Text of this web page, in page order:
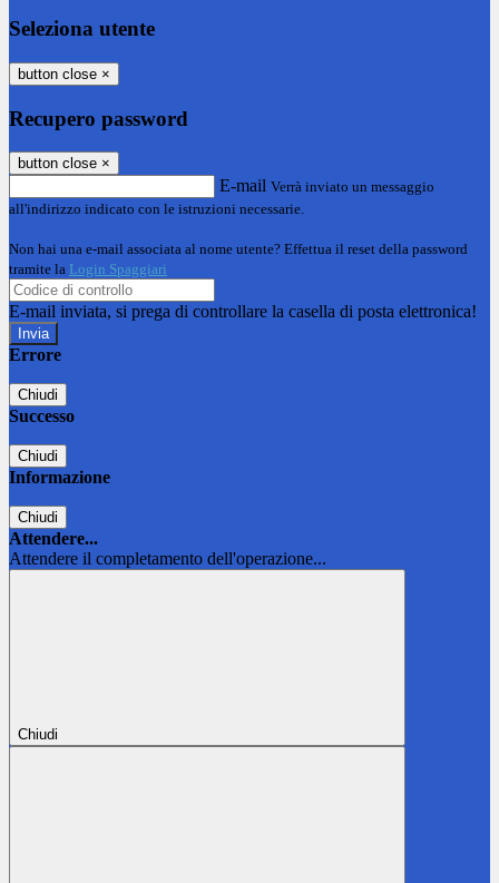
Seleziona utente
button close ×
Recupero password
button close ×
E-mail Verrà inviato un messaggio
all'indirizzo indicato con le istruzioni necessarie.
Non hai una e-mail associata al nome utente? Effettua il reset della password
tramite la Login Spaggiari
E-mail inviata, si prega di controllare la casella di posta elettronica!
Errore
Chiudi
Successo
Chiudi
Informazione
Chiudi
Attendere...
Attendere il completamento dell'operazione...
Chiudi